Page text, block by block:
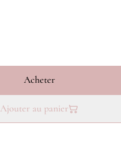
Acheter
Ajouter au panier